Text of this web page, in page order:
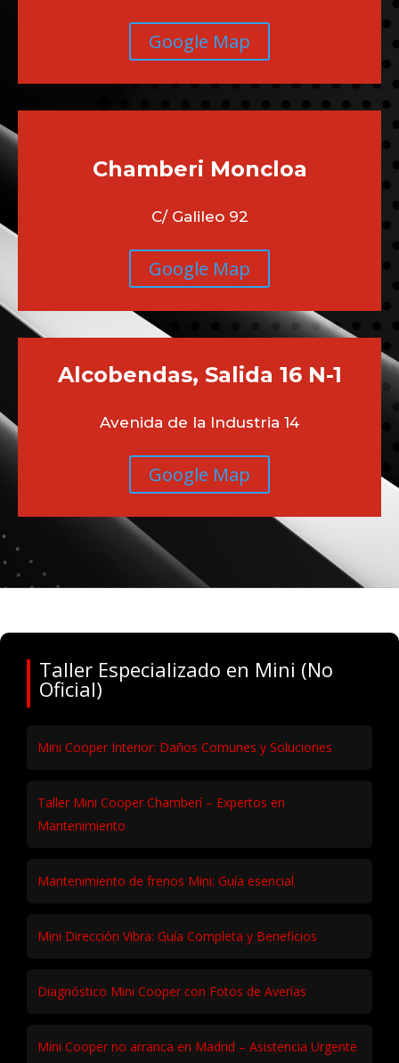
Google Map
Chamberi Moncloa
C/ Galileo 92
Google Map
Alcobendas, Salida 16 N-1
Avenida de la Industria 14
Google Map
Taller Especializado en Mini (No
Oficial)
Mini Cooper Interior: Daños Comunes y Soluciones
Taller Mini Cooper Chamberí – Expertos en
Mantenimiento
Mantenimiento de frenos Mini: Guía esencial
Mini Dirección Vibra: Guía Completa y Beneficios
Diagnóstico Mini Cooper con Fotos de Averías
Mini Cooper no arranca en Madrid – Asistencia Urgente